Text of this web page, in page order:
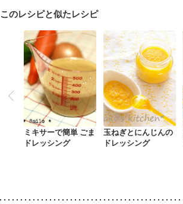
このレシピと似たレシピ
ミキサーで簡単 ごま
ドレッシング
玉ねぎとにんじんの
ドレッシング